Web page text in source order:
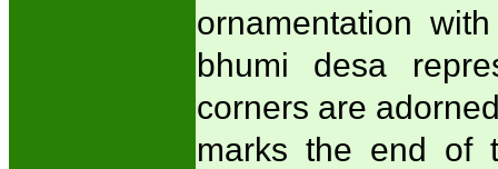
ornamentation
bhumi desa
corners are
marks the end of